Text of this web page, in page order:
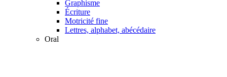
Graphisme
Écriture
Motricité fine
Lettres, alphabet, abécédaire
Oral